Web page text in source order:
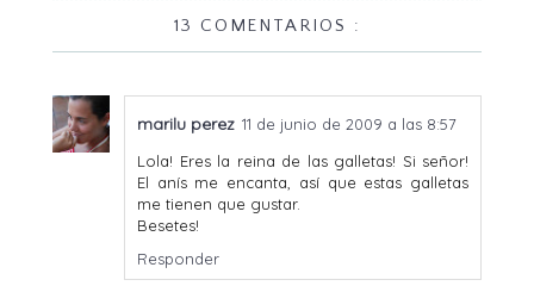
13 COMENTARIOS :
marilu perez 11 de junio de 2009 a las 8:57
Lola! Eres la reina de las galletas! Si señor!
El anís me encanta, así que estas galletas
me tienen que gustar.
Besetes!
Responder